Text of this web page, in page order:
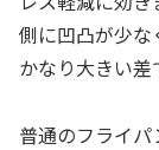
側に凹凸が少な
かなり大きい差
普通のフライ